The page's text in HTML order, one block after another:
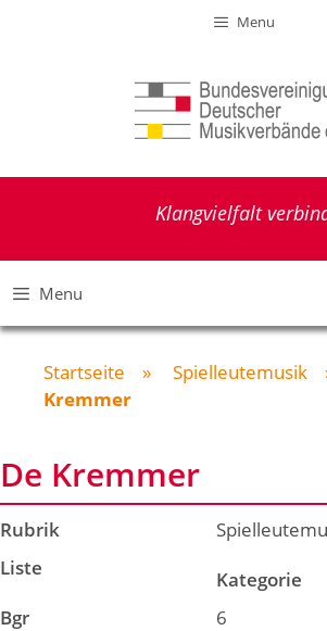
Menu
Klangvielfalt
Menu
Startseite » Spielleutemusik
Kremmer
De Kremmer
Rubrik
Liste
Kategorie
Bgr
6